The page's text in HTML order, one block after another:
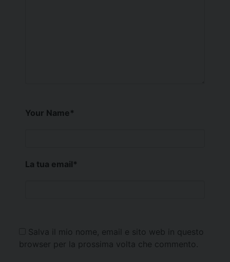
Your Name*
La tua email*
Salva il mio nome, email e sito web in questo
browser per la prossima volta che commento.